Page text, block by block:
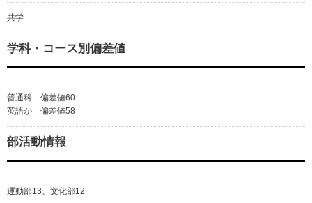
共学
学科・コース別偏差値
普通科 偏差値60
英語か 偏差値58
部活動情報
運動部13、文化部12